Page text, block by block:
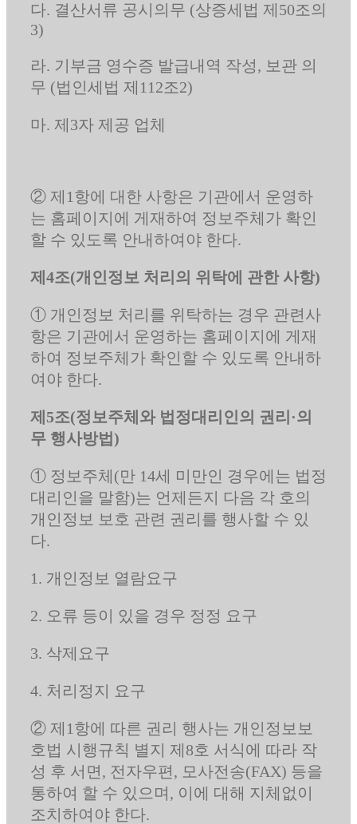
다. 결산서류 공시의무 (상증세법 제50조의
3)
라. 기부금 영수증 발급내역 작성, 보관 의
무 (법인세법 제112조2)
마. 제3자 제공 업체
② 제1항에 대한 사항은 기관에서 운영하
는 홈페이지에 게재하여 정보주체가 확인
할 수 있도록 안내하여야 한다.
제4조(개인정보 처리의 위탁에 관한 사항)
① 개인정보 처리를 위탁하는 경우 관련사
항은 기관에서 운영하는 홈페이지에 게재
하여 정보주체가 확인할 수 있도록 안내하
여야 한다.
제5조(정보주체와 법정대리인의 권리·의
무 행사방법)
① 정보주체(만 14세 미만인 경우에는 법정
대리인을 말함)는 언제든지 다음 각 호의
개인정보 보호 관련 권리를 행사할 수 있
다.
1. 개인정보 열람요구
2. 오류 등이 있을 경우 정정 요구
3. 삭제요구
4. 처리정지 요구
② 제1항에 따른 권리 행사는 개인정보보
호법 시행규칙 별지 제8호 서식에 따라 작
성 후 서면, 전자우편, 모사전송(FAX) 등을
통하여 할 수 있으며, 이에 대해 지체없이
조치하여야 한다.